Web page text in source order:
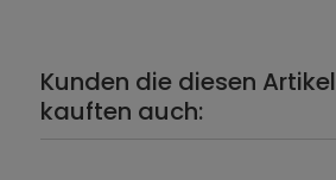
Kunden die diesen
kauften auch: